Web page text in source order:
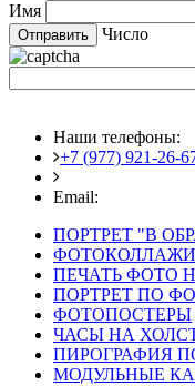
Имя
Число
Наши телефоны:
+7 (977) 921-26-
Email:
ПОРТРЕТ "В
ПЕЧАТЬ ФОТО
ПОРТРЕТ ПО
ФОТОПОСТЕРЫ
ЧАСЫ НА
ПИРОГРАФИЯ
МОДУЛЬНЫЕ